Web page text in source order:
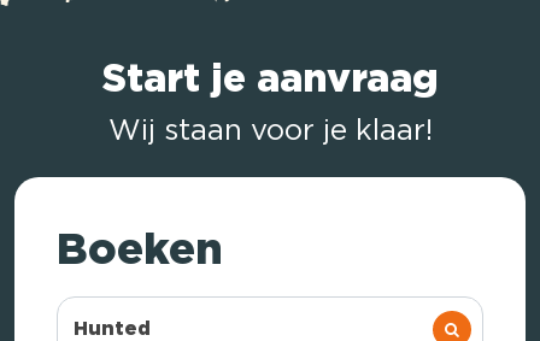
Start je aanvraag
Wij staan voor je klaar!
Boeken
Hunted